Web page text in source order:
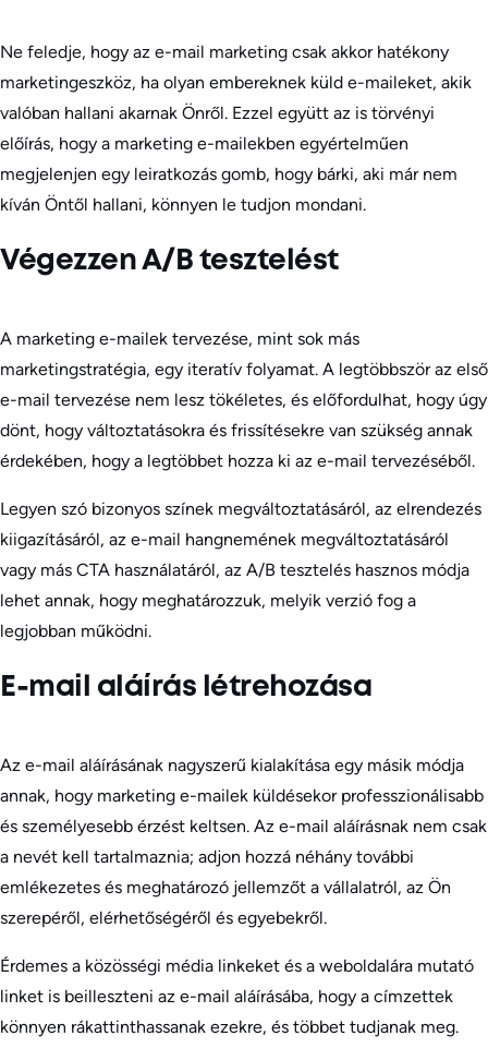
Ne feledje, hogy az e-mail marketing csak akkor hatékony
marketingeszköz, ha olyan embereknek küld e-maileket, akik
valóban hallani akarnak Önről. Ezzel együtt az is törvényi
előírás, hogy a marketing e-mailekben egyértelműen
megjelenjen egy leiratkozás gomb, hogy bárki, aki már nem
kíván Öntől hallani, könnyen le tudjon mondani.
Végezzen A/B tesztelést
A marketing e-mailek tervezése, mint sok más
marketingstratégia, egy iteratív folyamat. A legtöbbször az első
e-mail tervezése nem lesz tökéletes, és előfordulhat, hogy úgy
dönt, hogy változtatásokra és frissítésekre van szükség annak
érdekében, hogy a legtöbbet hozza ki az e-mail tervezéséből.
Legyen szó bizonyos színek megváltoztatásáról, az elrendezés
kiigazításáról, az e-mail hangnemének megváltoztatásáról
vagy más CTA használatáról, az A/B tesztelés hasznos módja
lehet annak, hogy meghatározzuk, melyik verzió fog a
legjobban működni.
E-mail aláírás létrehozása
Az e-mail aláírásának nagyszerű kialakítása egy másik módja
annak, hogy marketing e-mailek küldésekor professzionálisabb
és személyesebb érzést keltsen. Az e-mail aláírásnak nem csak
a nevét kell tartalmaznia; adjon hozzá néhány további
emlékezetes és meghatározó jellemzőt a vállalatról, az Ön
szerepéről, elérhetőségéről és egyebekről.
Érdemes a közösségi média linkeket és a weboldalára mutató
linket is beilleszteni az e-mail aláírásába, hogy a címzettek
könnyen rákattinthassanak ezekre, és többet tudjanak meg.